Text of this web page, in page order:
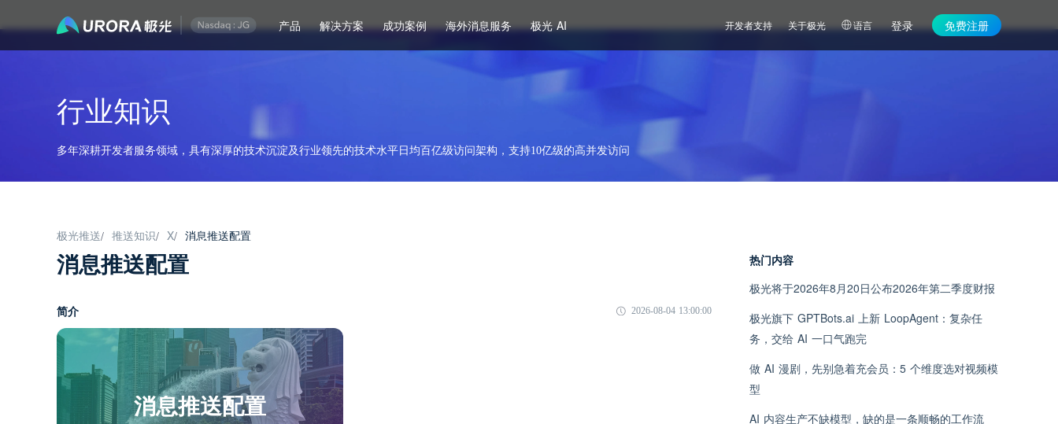
产品 解决方案 成功案例 海外消息服务 极光 AI 开发者支持 关于极光 语言 登录 免费注册
行业知识
多年深耕开发者服务领域，具有深厚的技术沉淀及行业领先的技术水平日均百亿级访问架构，支持10亿级的高并发访问
极光推送/ 推送知识/ X/ 消息推送配置
消息推送配置
简介 2026-08-04 13:00:00
消息推送配置
热门内容
极光将于2026年8月20日公布2026年第二季度财报
极光旗下 GPTBots.ai 上新 LoopAgent：复杂任
务，交给 AI 一口气跑完
做 AI 漫剧，先别急着充会员：5 个维度选对视频模
型
AI 内容生产不缺模型，缺的是一条顺畅的工作流